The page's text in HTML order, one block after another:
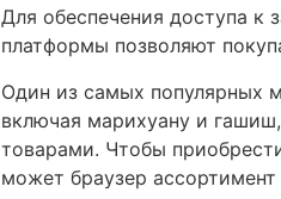
Для обеспечения доступа
платформы позволяют
Один из самых популярных
включая марихуану и
товарами. Чтобы
может браузер